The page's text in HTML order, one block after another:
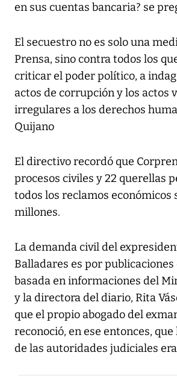
en sus cuentas bancaria? se
El secuestro no es solo una
Prensa, sino contra todos los
criticar el poder político, a
actos de corrupción y los actos
irregulares a los derechos
Quijano
El directivo recordó que
procesos civiles y 22 querellas
todos los reclamos económicos
millones.
La demanda civil del
Balladares es por publicaciones
basada en informaciones del
y la directora del diario, Rita
que el propio abogado del
reconoció, en ese entonces,
de las autoridades judiciales